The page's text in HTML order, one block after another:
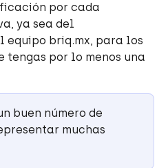
por cada
ya sea del
equipo briq.mx, para los
tengas por lo menos una
buen número de
muchas